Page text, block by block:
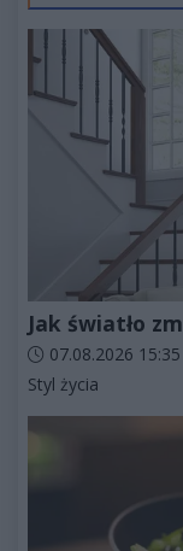
Jak światło
Data dodania
07.08.2026 15:35
Kategorie artykułu:
Styl życia